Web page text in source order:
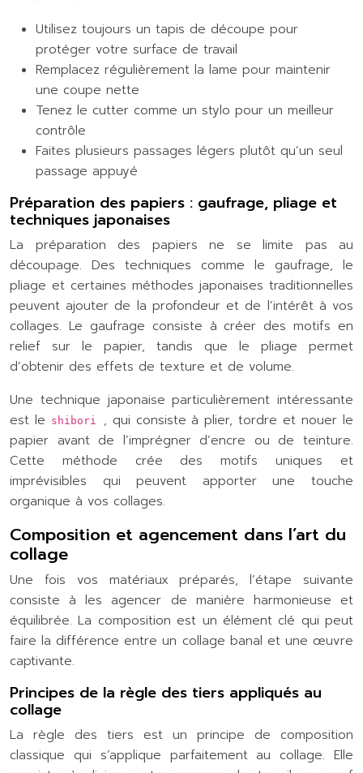
Utilisez toujours un tapis de découpe pour
protéger votre surface de travail
Remplacez régulièrement la lame pour maintenir
une coupe nette
Tenez le cutter comme un stylo pour un meilleur
contrôle
Faites plusieurs passages légers plutôt qu’un seul
passage appuyé
Préparation des papiers : gaufrage, pliage et
techniques japonaises
La préparation des papiers ne se limite pas au
découpage. Des techniques comme le gaufrage, le
pliage et certaines méthodes japonaises traditionnelles
peuvent ajouter de la profondeur et de l’intérêt à vos
collages. Le gaufrage consiste à créer des motifs en
relief sur le papier, tandis que le pliage permet
d’obtenir des effets de texture et de volume.
Une technique japonaise particulièrement intéressante
est le shibori , qui consiste à plier, tordre et nouer le
papier avant de l’imprégner d’encre ou de teinture.
Cette méthode crée des motifs uniques et
imprévisibles qui peuvent apporter une touche
organique à vos collages.
Composition et agencement dans l’art du
collage
Une fois vos matériaux préparés, l’étape suivante
consiste à les agencer de manière harmonieuse et
équilibrée. La composition est un élément clé qui peut
faire la différence entre un collage banal et une œuvre
captivante.
Principes de la règle des tiers appliqués au
collage
La règle des tiers est un principe de composition
classique qui s’applique parfaitement au collage. Elle